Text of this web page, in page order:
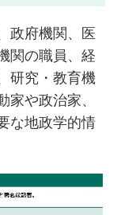
政府機関、医
関の職員、経
研究・教育機
や政治家、
な地政学的情